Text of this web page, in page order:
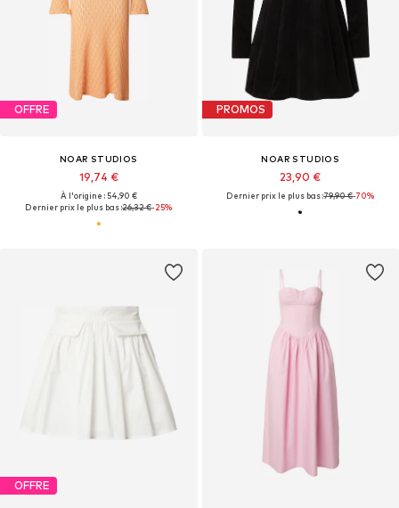
OFFRE
NOAR STUDIOS
19,74 €
À l'origine : 54,90 €
Dernier prix le plus bas :26,32 €-25%
PROMOS
NOAR STUDIOS
23,90 €
Dernier prix le plus bas :79,90 €-70%
OFFRE